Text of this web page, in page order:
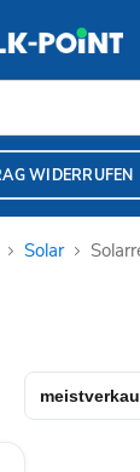
WIDERRUFEN
Solar